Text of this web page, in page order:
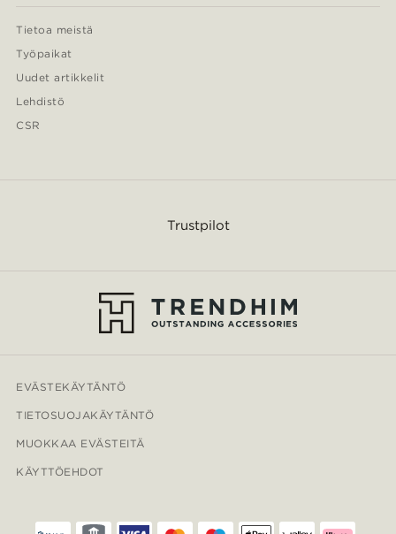
Tietoa meistä
Työpaikat
Uudet artikkelit
Lehdistö
CSR
Trustpilot
EVÄSTEKÄYTÄNTÖ
TIETOSUOJAKÄYTÄNTÖ
MUOKKAA EVÄSTEITÄ
KÄYTTÖEHDOT